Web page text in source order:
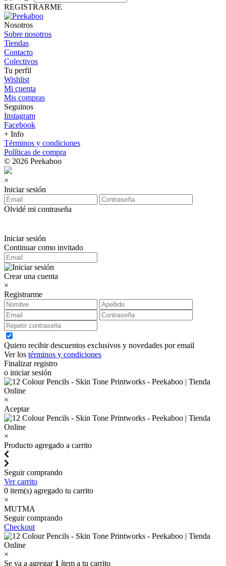
REGISTRARME
Nosotros
Sobre nosotros
Tiendas
Contacto
Colectivos
Tu perfil
Wishlist
Mi cuenta
Mis compras
Seguinos
Instagram
Facebook
+ Info
Términos y condiciones
Políticas de compra
© 2026 Peekaboo
×
Iniciar sesión
Olvidé mi contraseña
Iniciar sesión
Continuar como invitado
Crear una cuenta
×
Registrarme
Quiero recibir descuentos exclusivos y novedades por email
Ver los términos y condiciones
Finalizar registro
o iniciar sesión
×
Aceptar
×
Producto agregado a carrito
Seguir comprando
Ver carrito
0 item(s) agregado tu carrito
×
MUTMA
Seguir comprando
Checkout
×
Se va a agregar 1 ítem a tu carrito